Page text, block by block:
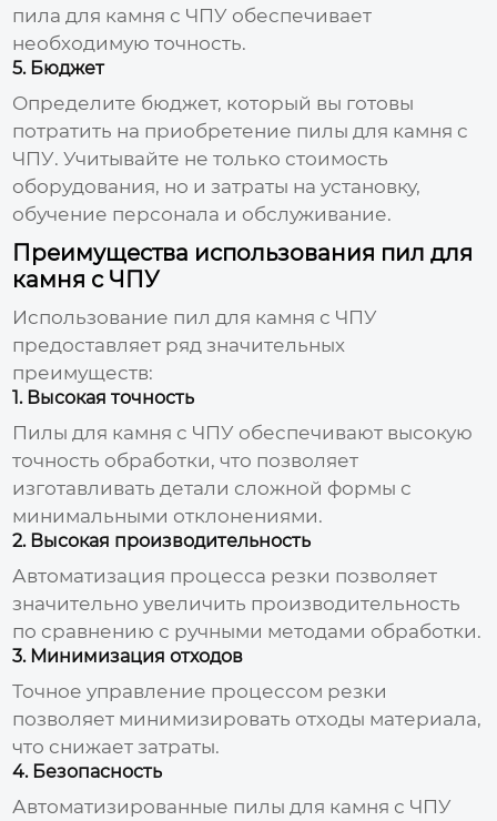
пила для камня с ЧПУ обеспечивает
необходимую точность.
5. Бюджет
Определите бюджет, который вы готовы
потратить на приобретение пилы для камня с
ЧПУ. Учитывайте не только стоимость
оборудования, но и затраты на установку,
обучение персонала и обслуживание.
Преимущества использования пил для
камня с ЧПУ
Использование пил для камня с ЧПУ
предоставляет ряд значительных
преимуществ:
1. Высокая точность
Пилы для камня с ЧПУ обеспечивают высокую
точность обработки, что позволяет
изготавливать детали сложной формы с
минимальными отклонениями.
2. Высокая производительность
Автоматизация процесса резки позволяет
значительно увеличить производительность
по сравнению с ручными методами обработки.
3. Минимизация отходов
Точное управление процессом резки
позволяет минимизировать отходы материала,
что снижает затраты.
4. Безопасность
Автоматизированные пилы для камня с ЧПУ